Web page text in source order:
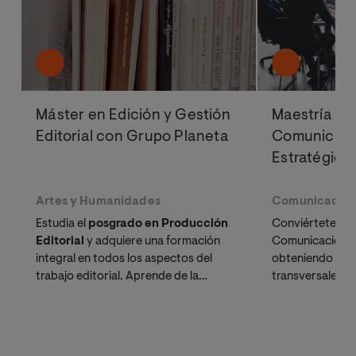
Máster en Edición y Gestión
Editorial con Grupo Planeta
Artes y Humanidades
Estudia el posgrado en Producción
Editorial y adquiere una formación
integral en todos los aspectos del
trabajo editorial. Aprende de la
Maestría
Estratégica
Comunicación
Conviértete en
Comunicación
obteniendo las
transversales